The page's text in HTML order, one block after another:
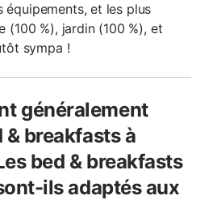
équipements, et les plus
(100 %), jardin (100 %), et
sympa !
généralement
& breakfasts à
bed & breakfasts
ils adaptés aux